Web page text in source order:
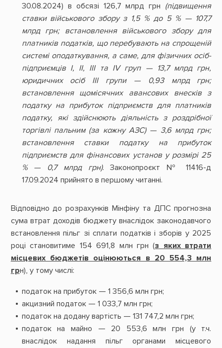
30.08.2024) в обсязі 126,7 млрд грн (підвищення
ставки військового збору з 1,5 % до 5 % — 107,7
млрд грн; встановлення військового збору для
платників податків, що перебувають на спрощеній
системі оподаткування, а саме, для фізичних осіб-
підприємців І, ІІ, ІІІ та IV груп — 13,7 млрд грн,
юридичних осіб ІІІ групи — 0,93 млрд грн;
встановлення щомісячних авансових внесків з
податку на прибуток підприємств для платників
податку, які здійснюють діяльність з роздрібної
торгівлі пальним (за кожну АЗС) — 3,6 млрд грн;
встановлення ставки податку на прибуток
підприємств для фінансових установ у розмірі 25
% — 0,7 млрд грн). Законопроєкт № 11416-д
17.09.2024 прийнято в першому читанні.
Відповідно до розрахунків Мінфіну та ДПС прогнозна
сума втрат доходів бюджету внаслідок законодавчого
встановлення пільг зі сплати податків і зборів у 2025
році становитиме 154 691,8 млн грн (з яких втрати
місцевих бюджетів оцінюються в 20 554,3 млн
грн), у тому числі:
податок на прибуток — 1 356,6 млн грн;
акцизний податок — 1 033,7 млн грн;
податок на додану вартість — 131 747,2 млн грн;
податок на майно — 20 553,6 млн грн (у т.ч.
внаслідок надання пільг органами мiсцевого